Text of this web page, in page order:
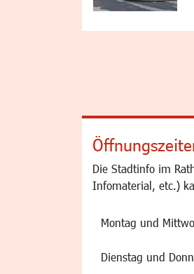
Die Stadtinfo im
Infomaterial, etc.)
Montag und
Dienstag und